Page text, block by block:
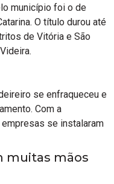
município foi o de
O título durou até
de Vitória e São
se enfraqueceu e
Com a
se instalaram
muitas mãos